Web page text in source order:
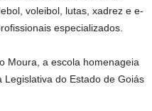
voleibol, lutas, xadrez e e-
especializados.
Moura, a escola homenageia
do Estado de Goiás